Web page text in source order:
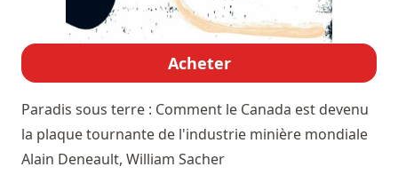
Acheter
Paradis sous terre : Comment le Canada est devenu
la plaque tournante de l'industrie minière mondiale
Alain Deneault, William Sacher